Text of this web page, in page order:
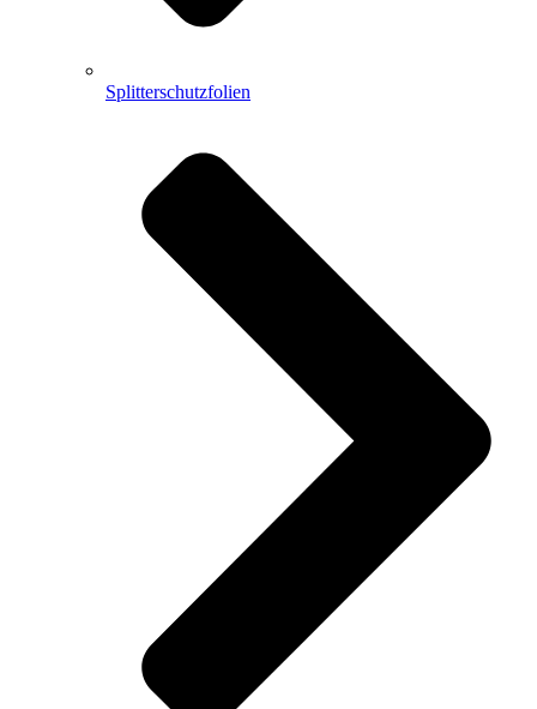
Splitterschutzfolien